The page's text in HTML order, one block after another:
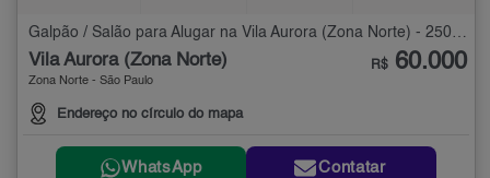
Galpão / Salão para Alugar na Vila Aurora (Zona Norte) - 2500 m²
Vila Aurora (Zona Norte)
Zona Norte - São Paulo
Endereço no círculo do mapa
R$ 60.000
WhatsApp Contatar